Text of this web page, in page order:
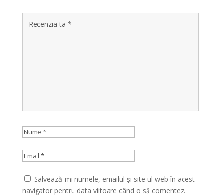
Salvează-mi numele, emailul și site-ul web în acest
navigator pentru data viitoare când o să comentez.